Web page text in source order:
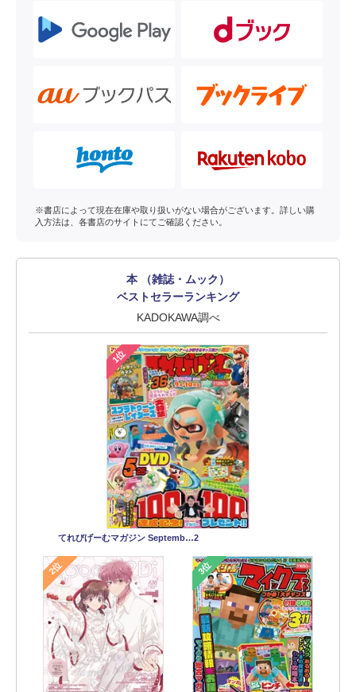
※書店によって現在在庫や取り扱いがない場合がございます。詳しい購
入方法は、各書店のサイトにてご確認ください。
本 （雑誌・ムック）
ベストセラーランキング
KADOKAWA調べ
1位
てれびげーむマガジン Septemb…2
2位 3位